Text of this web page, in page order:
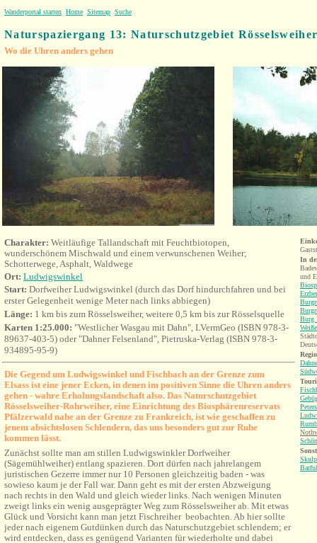
Wanderportal starten Home Sitemap Suche
Naturspaziergang 13: Naturschutzgebiet
Wo die Uhren anders gehen
Charakter: Weitläufige Tallandschaft mit Feuchtbiotopen,
wunderschönem Mischwald und einem verwunschenen Weiher;
Schotterwege, Asphalt, Waldwege
Ort: Ludwigswinkel
Start: Dorfweiher Ludwigswinkel (durch das Dorf hindurchfahren und bei
erster Gelegenheit wenige Meter nach links abbiegen)
Länge: 1 km bis zum Rösselsweiher, weitere 0,5 km bis zur Rösselsquelle
Karten 1:25.000: "Westlicher Wasgau mit Dahn", LVermGeo (ISBN 978-3-
89637-403-5) oder "Dahner Felsenland", Pietruska-Verlag (ISBN 978-3-
934895-95-9)
Die Gegend um Ludwigswinkel und Fischbach an der Grenze zum
Elsass ist eine jener Ecken, in denen im positiven Sinne die Uhren anders
gehen - wahre Erholungslandschaft also. Das Naturschutzgebiet
Rösselsweiher-Rohrweiher, eine Einrichtung des Biosphärenreservats
Pfälzerwald nahe an der Grenze zu Frankreich, ist wie geschaffen zu
jenem absichtslosen Schlendern, das uns besonders gut zur Ruhe
kommen lässt.
Zunächst sollte man am stillen Ludwigswinkler Dorfweiher
(Sägemühlweiher) entlang spazieren. Dort dürfen nach jahrelangem
juristischen Gezerre immer nur 10 Personen gleichzeitig baden - was
sowieso kaum je der Fall war. Dann geht es mit der ersten Abzweigung
nach rechts in den Wald und gleich wieder links. Nach wenigen Minuten
zweigt links ein wenig ausgeprägter Weg zum Rösselsweiher ab. Mit etwas
Glück und Vorsicht kann man jetzt Fischreiher beobachten. Ab hier sollte
jeder nach eigenem Gutdünken durch das Naturschutzgebiet schlendern; er
wird entdecken, dass es genügend Varianten für wiederholte und dabei
In
und
Burg